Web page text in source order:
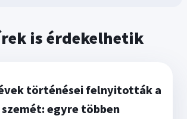
is érdekelhetik
történései felnyitották a
egyre többen